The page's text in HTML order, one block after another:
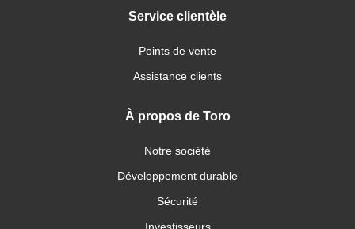
Service clientèle
Points de vente
Assistance clients
À propos de Toro
Notre société
Développement durable
Sécurité